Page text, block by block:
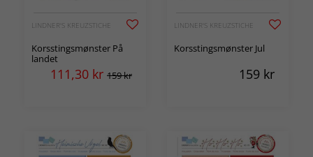
LINDNER'S KREUZSTICHE
Korsstingsmønster På
landet
111,30 kr 159 kr
LINDNER'S KREUZSTICHE
Korsstingsmønster Jul
159 kr